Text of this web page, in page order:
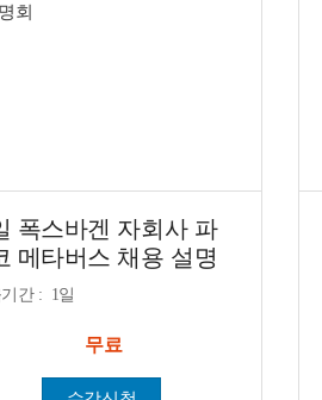
폭스바겐 자회사 파
메타버스 채용 설명
간: 1일
무료